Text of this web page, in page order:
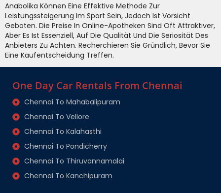
Anabolika Können Eine Effektive Methode Zur
Leistungssteigerung Im Sport Sein, Jedoch Ist Vorsicht
Geboten. Die Preise In Online-Apotheken Sind Oft Attraktiver,
Aber Es Ist Essenziell, Auf Die Qualität Und Die Seriosität Des
Anbieters Zu Achten. Recherchieren Sie Gründlich, Bevor Sie
Eine Kaufentscheidung Treffen.
One Day Car Rentals From Chennai
Chennai To Mahabalipuram
Chennai To Vellore
Chennai To Kalahasthi
Chennai To Pondicherry
Chennai To Thiruvannamalai
Chennai To Kanchipuram